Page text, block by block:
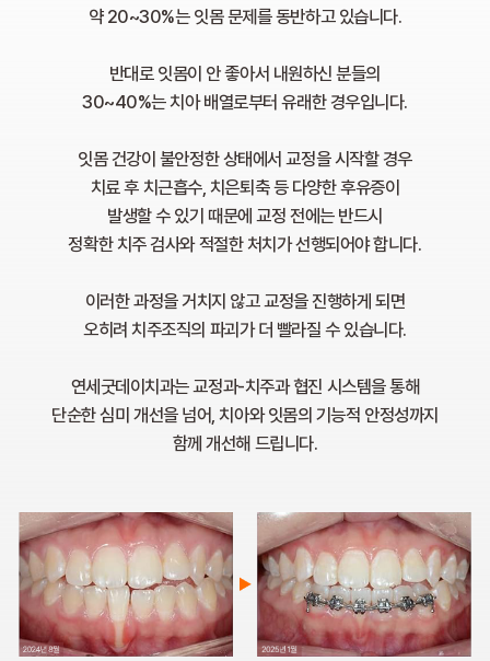
약 20~30%는 잇몸 문제를 동반하고 있습니다.
반대로 잇몸이 안 좋아서 내원하신 분들의
30~40%는 치아 배열로부터 유래한 경우입니다.
잇몸 건강이 불안정한 상태에서 교정을 시작할 경우
치료 후 치근흡수, 치은퇴축 등 다양한 후유증이
발생할 수 있기 때문에 교정 전에는 반드시
정확한 치주 검사와 적절한 처치가 선행되어야 합니다.
이러한 과정을 거치지 않고 교정을 진행하게 되면
오히려 치주조직의 파괴가 더 빨라질 수 있습니다.
연세굿데이치과는 교정과-치주과 협진 시스템을 통해
단순한 심미 개선을 넘어, 치아와 잇몸의 기능적 안정성까지
함께 개선해 드립니다.